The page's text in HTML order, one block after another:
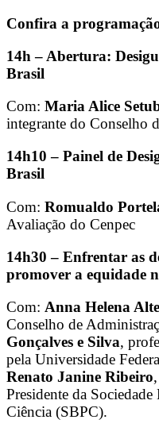
Confira a
14h – Abertura:
Brasil
Com: Maria Alice
integrante do Conselho
14h10 – Painel de
Brasil
Com: Romualdo
Avaliação do Cenpec
14h30 – Enfrentar as
promover a equidade
Com: Anna Helena
Conselho de
Gonçalves e Silva,
pela Universidade
Renato Janine Ribeiro
Presidente da
Ciência (SBPC).